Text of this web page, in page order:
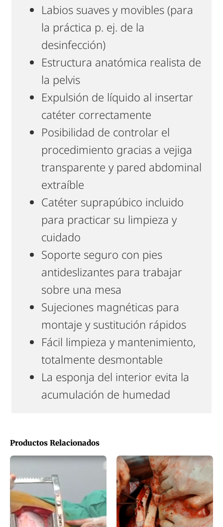
Productos Relacionados
Labios suaves y movibles (para
la práctica p. ej. de la
desinfección)
Estructura anatómica realista de
la pelvis
Expulsión de líquido al insertar
catéter correctamente
Posibilidad de controlar el
procedimiento gracias a vejiga
transparente y pared abdominal
extraíble
Catéter suprapúbico incluido
para practicar su limpieza y
cuidado
Soporte seguro con pies
antideslizantes para trabajar
sobre una mesa
Sujeciones magnéticas para
montaje y sustitución rápidos
Fácil limpieza y mantenimiento,
totalmente desmontable
La esponja del interior evita la
acumulación de humedad